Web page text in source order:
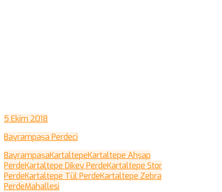
5 Ekim 2018
Bayrampaşa Perdeci
BayrampaşaKartaltepeKartaltepe Ahşap
PerdeKartaltepe Dikey PerdeKartaltepe Stor
PerdeKartaltepe Tül PerdeKartaltepe Zebra
PerdeMahallesi